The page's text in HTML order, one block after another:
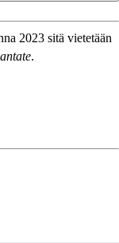
2023 sitä vietetään
.